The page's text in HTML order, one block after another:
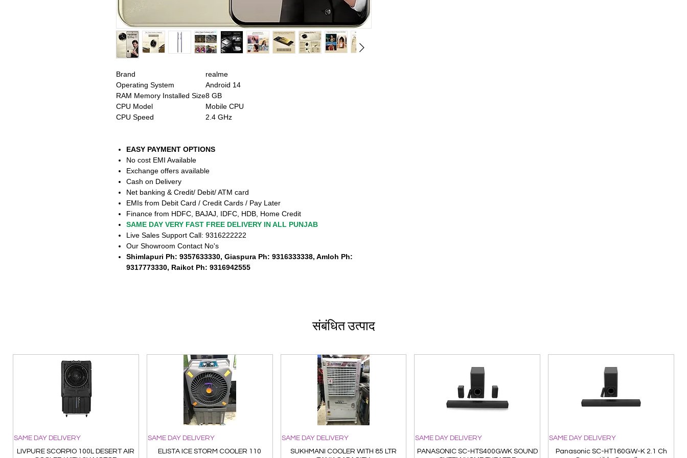
Brand
realme
Operating System
Android 14
RAM Memory Installed Size8 GB
CPU Model
Mobile CPU
CPU Speed
2.4 GHz
EASY PAYMENT OPTIONS
No cost EMI Available
Exchange offers available
Cash on Delivery
Net banking & Credit/ Debit/ ATM card
EMIs from Debit Card / Credit Cards / Pay Later
Finance from HDFC, BAJAJ, IDFC, HDB, Home Credit
SAME DAY VERY FAST FREE DELIVERY IN ALL PUNJAB
Live Sales Support Call: 9316222222
Our Showroom Contact No's
Shimlapuri Ph: 9357633330, Giaspura Ph: 9316333338, Amloh Ph:
9317773330, Raikot Ph: 9316942555
संबंधित उत्पाद
SAME DAY DELIVERY
LIVPURE SCORPIO 100L DESERT AIR
SAME DAY DELIVERY
ELISTA ICE STORM COOLER 110
SAME DAY DELIVERY
SUKHMANI COOLER WITH 85 LTR
SAME DAY DELIVERY
PANASONIC SC-HTS400GWK SOUND
SAME DAY DELIVERY
Panasonic SC-HT160GW-K 2.1 Ch